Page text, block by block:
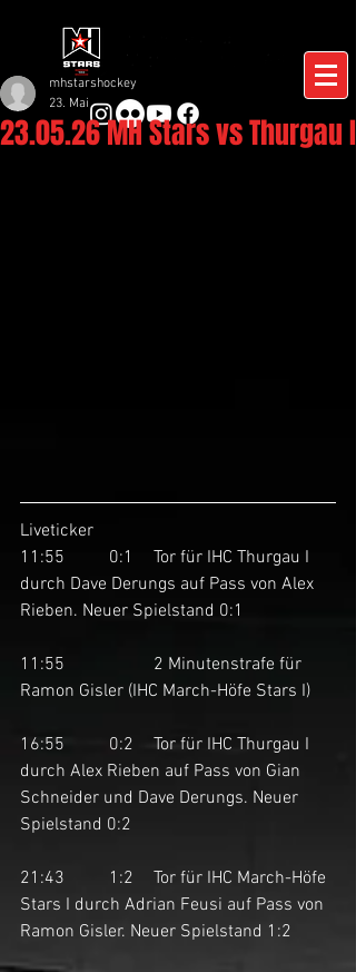
23.05.26 MH Stars vs Thurgau I
mhstarshockey
23. Mai
Liveticker
11:55	0:1	Tor für IHC Thurgau I
durch Dave Derungs auf Pass von Alex
Rieben. Neuer Spielstand 0:1
11:55		2 Minutenstrafe für
Ramon Gisler (IHC March-Höfe Stars I)
16:55	0:2	Tor für IHC Thurgau I
durch Alex Rieben auf Pass von Gian
Schneider und Dave Derungs. Neuer
Spielstand 0:2
21:43	1:2	Tor für IHC March-Höfe
Stars I durch Adrian Feusi auf Pass von
Ramon Gisler. Neuer Spielstand 1:2